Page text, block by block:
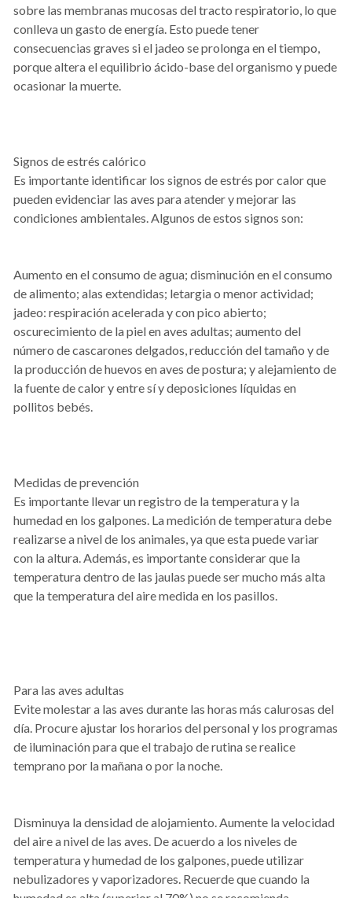
sobre las membranas mucosas del tracto respiratorio, lo que
conlleva un gasto de energía. Esto puede tener
consecuencias graves si el jadeo se prolonga en el tiempo,
porque altera el equilibrio ácido-base del organismo y puede
ocasionar la muerte.
Signos de estrés calórico
Es importante identificar los signos de estrés por calor que
pueden evidenciar las aves para atender y mejorar las
condiciones ambientales. Algunos de estos signos son:
Aumento en el consumo de agua; disminución en el consumo
de alimento; alas extendidas; letargia o menor actividad;
jadeo: respiración acelerada y con pico abierto;
oscurecimiento de la piel en aves adultas; aumento del
número de cascarones delgados, reducción del tamaño y de
la producción de huevos en aves de postura; y alejamiento de
la fuente de calor y entre sí y deposiciones líquidas en
pollitos bebés.
Medidas de prevención
Es importante llevar un registro de la temperatura y la
humedad en los galpones. La medición de temperatura debe
realizarse a nivel de los animales, ya que esta puede variar
con la altura. Además, es importante considerar que la
temperatura dentro de las jaulas puede ser mucho más alta
que la temperatura del aire medida en los pasillos.
Para las aves adultas
Evite molestar a las aves durante las horas más calurosas del
día. Procure ajustar los horarios del personal y los programas
de iluminación para que el trabajo de rutina se realice
temprano por la mañana o por la noche.
Disminuya la densidad de alojamiento. Aumente la velocidad
del aire a nivel de las aves. De acuerdo a los niveles de
temperatura y humedad de los galpones, puede utilizar
nebulizadores y vaporizadores. Recuerde que cuando la